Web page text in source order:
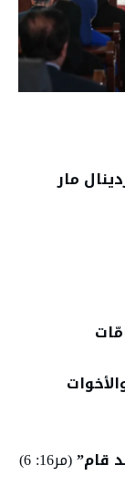
مار
قام”(مر16: 6)